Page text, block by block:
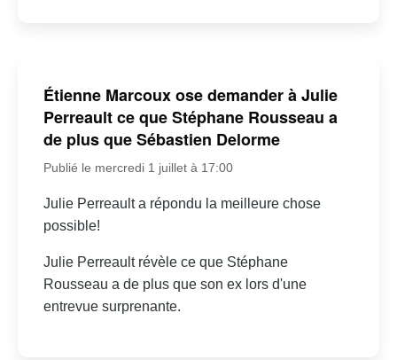
Étienne Marcoux ose demander à Julie
Perreault ce que Stéphane Rousseau a
de plus que Sébastien Delorme
Publié le mercredi 1 juillet à 17:00
Julie Perreault a répondu la meilleure chose
possible!
Julie Perreault révèle ce que Stéphane
Rousseau a de plus que son ex lors d'une
entrevue surprenante.